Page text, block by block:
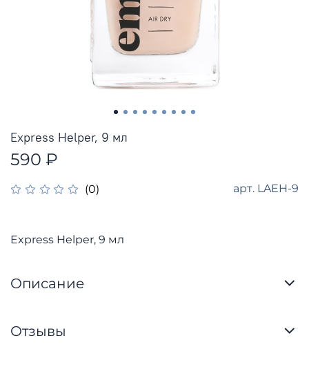
(0) арт. LAEH-9
Express Helper, 9 мл
590 ₽
Express Helper, 9 мл
Описание
Отзывы